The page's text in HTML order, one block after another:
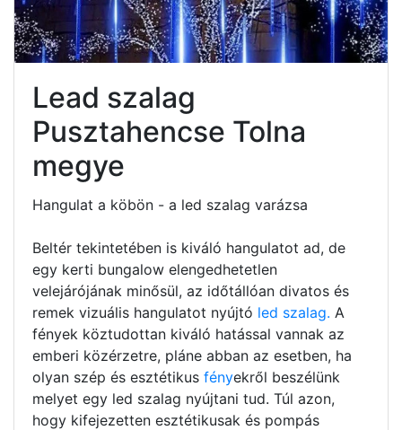
Lead szalag
Pusztahencse Tolna
megye
Hangulat a köbön - a led szalag varázsa
Beltér tekintetében is kiváló hangulatot ad, de
egy kerti bungalow elengedhetetlen
velejárójának minősül, az időtállóan divatos és
remek vizuális hangulatot nyújtó led szalag. A
fények köztudottan kiváló hatással vannak az
emberi közérzetre, pláne abban az esetben, ha
olyan szép és esztétikus fényekről beszélünk
melyet egy led szalag nyújtani tud. Túl azon,
hogy kifejezetten esztétikusak és pompás